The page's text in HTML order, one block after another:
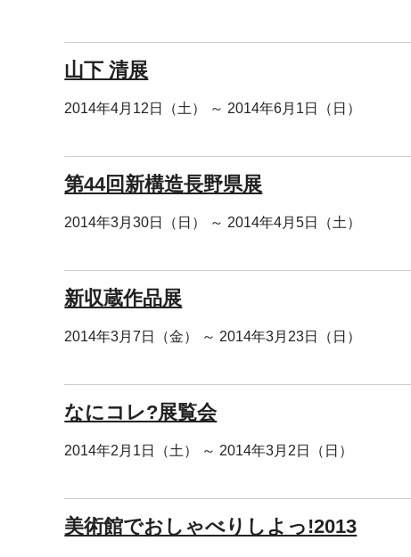
山下 清展
2014年4月12日（土） ～ 2014年6月1日（日）
第44回新構造長野県展
2014年3月30日（日） ～ 2014年4月5日（土）
新収蔵作品展
2014年3月7日（金） ～ 2014年3月23日（日）
なにコレ?展覧会
2014年2月1日（土） ～ 2014年3月2日（日）
美術館でおしゃべりしよっ!2013